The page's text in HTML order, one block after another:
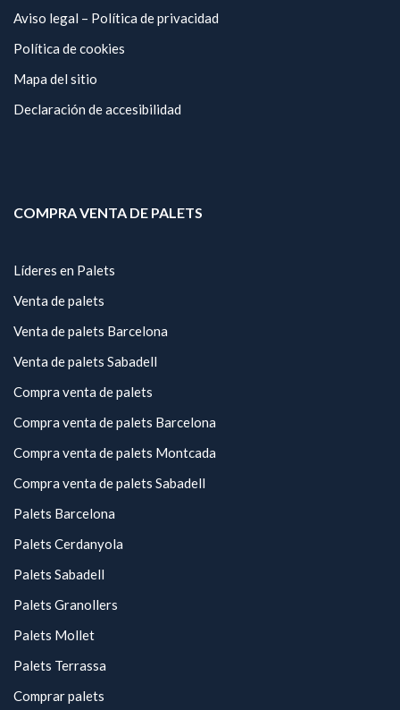
Aviso legal – Política de privacidad
Política de cookies
Mapa del sitio
Declaración de accesibilidad
COMPRA VENTA DE PALETS
Líderes en Palets
Venta de palets
Venta de palets Barcelona
Venta de palets Sabadell
Compra venta de palets
Compra venta de palets Barcelona
Compra venta de palets Montcada
Compra venta de palets Sabadell
Palets Barcelona
Palets Cerdanyola
Palets Sabadell
Palets Granollers
Palets Mollet
Palets Terrassa
Comprar palets